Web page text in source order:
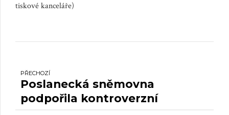
tiskové kanceláře)
PŘECHOZÍ
Poslanecká sněmovna
podpořila kontroverzní